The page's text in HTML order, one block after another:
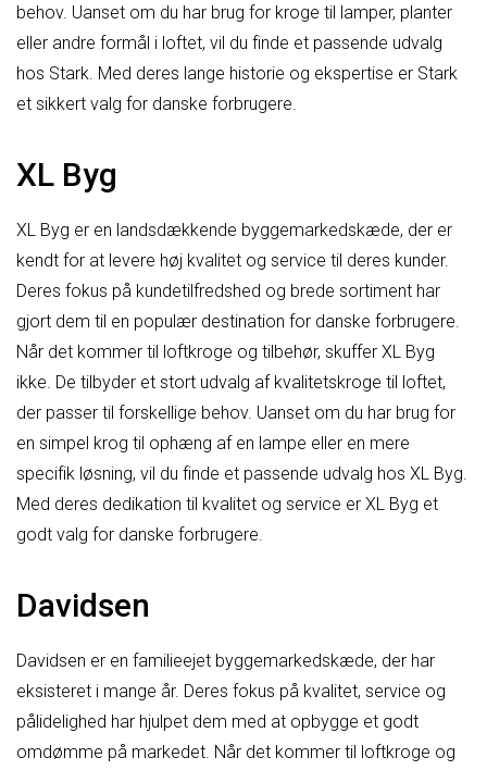
behov. Uanset om du har brug for kroge til lamper, planter
eller andre formål i loftet, vil du finde et passende udvalg
hos Stark. Med deres lange historie og ekspertise er Stark
et sikkert valg for danske forbrugere.
XL Byg
XL Byg er en landsdækkende byggemarkedskæde, der er
kendt for at levere høj kvalitet og service til deres kunder.
Deres fokus på kundetilfredshed og brede sortiment har
gjort dem til en populær destination for danske forbrugere.
Når det kommer til loftkroge og tilbehør, skuffer XL Byg
ikke. De tilbyder et stort udvalg af kvalitetskroge til loftet,
der passer til forskellige behov. Uanset om du har brug for
en simpel krog til ophæng af en lampe eller en mere
specifik løsning, vil du finde et passende udvalg hos XL Byg.
Med deres dedikation til kvalitet og service er XL Byg et
godt valg for danske forbrugere.
Davidsen
Davidsen er en familieejet byggemarkedskæde, der har
eksisteret i mange år. Deres fokus på kvalitet, service og
pålidelighed har hjulpet dem med at opbygge et godt
omdømme på markedet. Når det kommer til loftkroge og